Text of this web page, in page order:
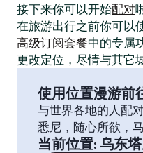
接下来你可以开始配对
在旅游出行之前你可以
高级订阅套餐中的专属
更改定位，尽情与其它
使用位置漫游前
与世界各地的人配
悉尼，随心所欲，
当前位置: 乌东